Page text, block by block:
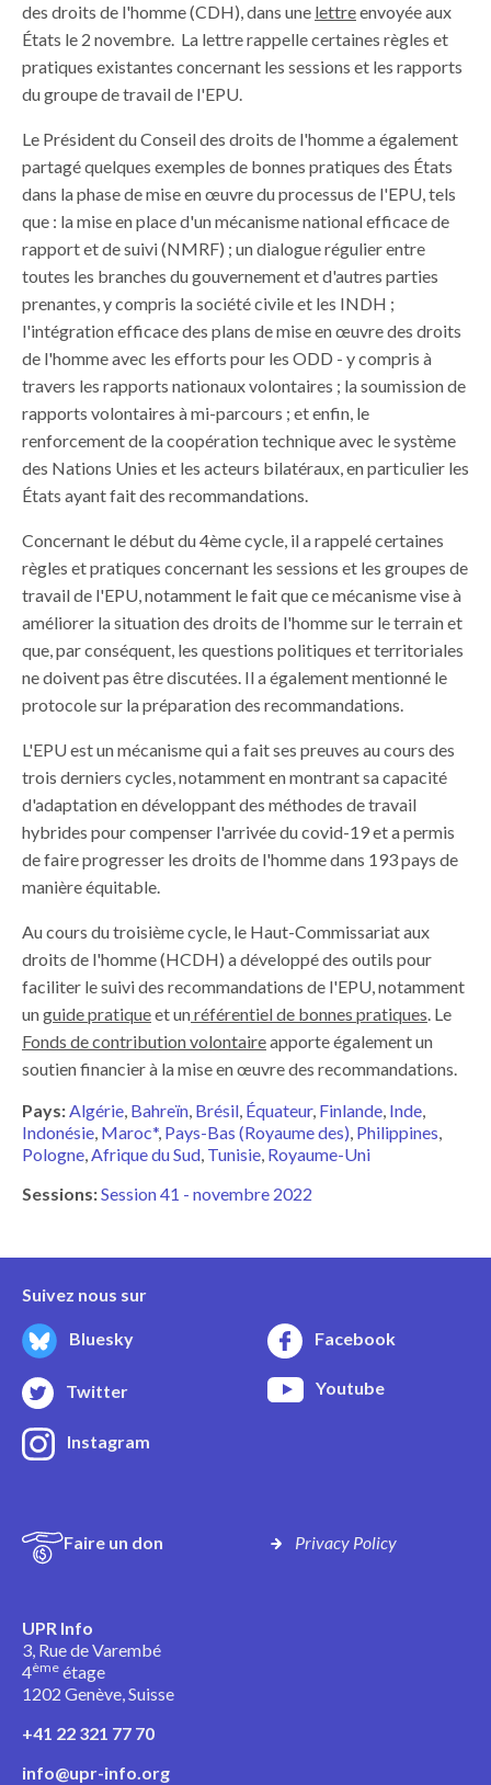
des droits de l'homme (CDH), dans une lettreenvoyée aux
États le 2 novembre. La lettre rappelle certaines règles et
pratiques existantes concernant les sessions et les rapports
du groupe de travail de l'EPU.
Le Président du Conseil des droits de l'homme a également
partagé quelques exemples de bonnes pratiques des États
dans la phase de mise en œuvre du processus de l'EPU, tels
que : la mise en place d'un mécanisme national efficace de
rapport et de suivi (NMRF) ; un dialogue régulier entre
toutes les branches du gouvernement et d'autres parties
prenantes, y compris la société civile et les INDH ;
l'intégration efficace des plans de mise en œuvre des droits
de l'homme avec les efforts pour les ODD - y compris à
travers les rapports nationaux volontaires ; la soumission de
rapports volontaires à mi-parcours ; et enfin, le
renforcement de la coopération technique avec le système
des Nations Unies et les acteurs bilatéraux, en particulier les
États ayant fait des recommandations.
Concernant le début du 4ème cycle, il a rappelé certaines
règles et pratiques concernant les sessions et les groupes de
travail de l'EPU, notamment le fait que ce mécanisme vise à
améliorer la situation des droits de l'homme sur le terrain et
que, par conséquent, les questions politiques et territoriales
ne doivent pas être discutées. Il a également mentionné le
protocole sur la préparation des recommandations.
L'EPU est un mécanisme qui a fait ses preuves au cours des
trois derniers cycles, notamment en montrant sa capacité
d'adaptation en développant des méthodes de travail
hybrides pour compenser l'arrivée du covid-19 et a permis
de faire progresser les droits de l'homme dans 193 pays de
manière équitable.
Au cours du troisième cycle, le Haut-Commissariat aux
droits de l'homme (HCDH) a développé des outils pour
faciliter le suivi des recommandations de l'EPU, notamment
unguide pratiqueet unréférentiel de bonnes pratiques. Le
Fonds de contribution volontaireapporte également un
soutien financier à la mise en œuvre des recommandations.
Pays:Algérie Bahreïn Brésil Équateur Finlande Inde
Indonésie Maroc* Pays-Bas (Royaume des) Philippines
Pologne Afrique du Sud Tunisie Royaume-Uni
Sessions:Session 41 - novembre 2022
Suivez nous sur
Bluesky Facebook
Twitter Youtube
Instagram
Faire un don Privacy Policy
UPR Info
3, Rue de Varembé
4ème étage
1202 Genève, Suisse
+41 22 321 77 70
info@upr-info.org